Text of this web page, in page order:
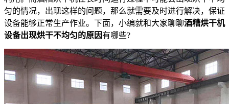
匀的情况，出现这样的问题，那么就需要及时进行解决，保证
设备能够正常生产作业。下面，小编就和大家聊聊酒糟烘干机
设备出现烘干不均匀的原因有哪些?